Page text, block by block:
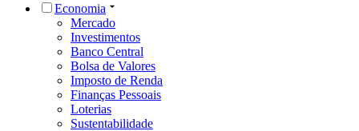
Economia
Mercado
Investimentos
Banco Central
Bolsa de Valores
Imposto de Renda
Finanças Pessoais
Loterias
Sustentabilidade